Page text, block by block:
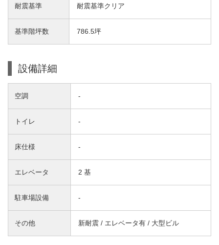
耐震基準 耐震基準クリア
基準階坪数 786.5坪
設備詳細
空調 -
トイレ -
床仕様 -
エレベータ 2 基
駐車場設備 -
その他 新耐震 / エレベータ有 / 大型ビル